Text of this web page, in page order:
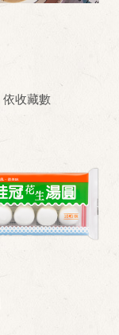
依收藏數